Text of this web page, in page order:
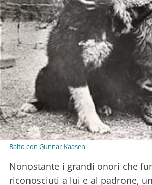
Balto con Gunnar Kaasen
Nonostante i grandi onori che
riconosciuti a lui e al padrone, un